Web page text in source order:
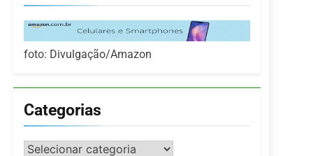
foto: Divulgação/Amazon
Categorias
Categorias